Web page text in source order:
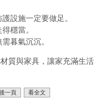
設施一定要做足。
穩當。
暮氣沉沉。
質與家具，讓家充滿生活
一頁 看全文